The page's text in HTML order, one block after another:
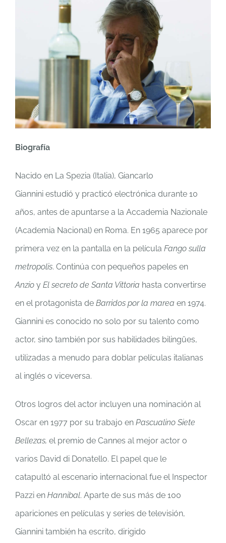
Biografía
Nacido en La Spezia (Italia), Giancarlo
Giannini estudió y practicó electrónica durante 10
años, antes de apuntarse a la Accademia Nazionale
(Academia Nacional) en Roma. En 1965 aparece por
primera vez en la pantalla en la película Fango sulla
metropolis. Continúa con pequeños papeles en
Anzio y El secreto de Santa Vittoria hasta convertirse
en el protagonista de Barridos por la marea en 1974.
Giannini es conocido no solo por su talento como
actor, sino también por sus habilidades bilingües,
utilizadas a menudo para doblar películas italianas
al inglés o viceversa.
Otros logros del actor incluyen una nominación al
Oscar en 1977 por su trabajo en Pascualino Siete
Bellezas, el premio de Cannes al mejor actor o
varios David di Donatello. El papel que le
catapultó al escenario internacional fue el Inspector
Pazzi en Hannibal. Aparte de sus más de 100
apariciones en películas y series de televisión,
Giannini también ha escrito, dirigido